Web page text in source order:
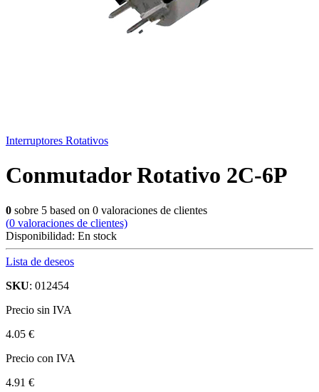
Interruptores Rotativos
Conmutador Rotativo 2C-6P
0 sobre 5 based on 0 valoraciones de clientes
(0 valoraciones de clientes)
Disponibilidad: En stock
Lista de deseos
SKU: 012454
Precio sin IVA
4.05 €
Precio con IVA
4.91 €